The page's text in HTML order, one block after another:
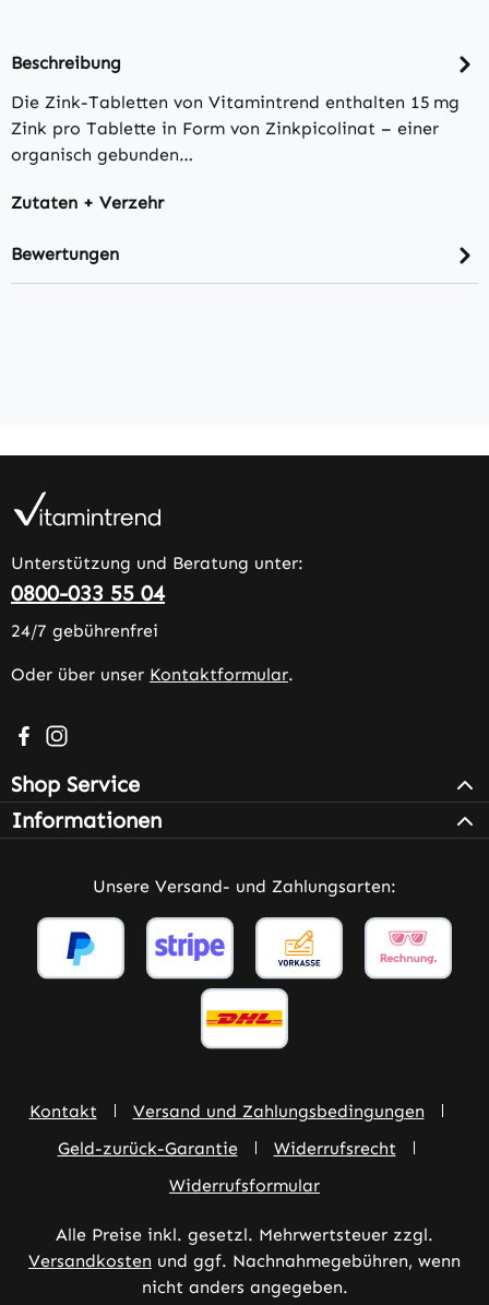
Beschreibung
Die Zink-Tabletten von Vitamintrend enthalten 15 mg
Zink pro Tablette in Form von Zinkpicolinat – einer
organisch gebunden…
Zutaten + Verzehr
Bewertungen
Unterstützung und Beratung unter:
0800-033 55 04
24/7 gebührenfrei
Oder über unser Kontaktformular.
Besuche uns auf Facebook – öffnet in neuem Tab
Schau auf Instagram vorbei – öffnet in neuem Tab
Shop Service
Informationen
Unsere Versand- und Zahlungsarten:
Kontakt
Versand und Zahlungsbedingungen
Geld-zurück-Garantie
Widerrufsrecht
Widerrufsformular
Alle Preise inkl. gesetzl. Mehrwertsteuer zzgl.
Versandkosten und ggf. Nachnahmegebühren, wenn
nicht anders angegeben.